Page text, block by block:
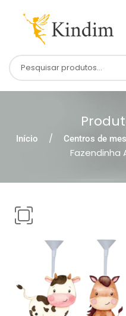
Início Centros de
Fazendinha